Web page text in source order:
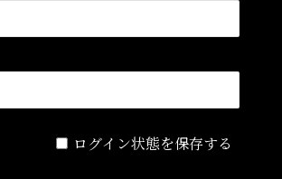
ログイン状態を保存する